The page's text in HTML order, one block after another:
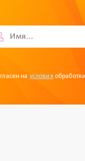
на условия